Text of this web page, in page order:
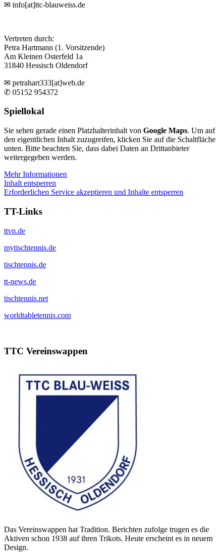
✉ info[at]ttc-blauweiss.de
Vertreten durch:
Petra Hartmann (1. Vorsitzende)
Am Kleinen Osterfeld 1a
31840 Hessisch Oldendorf
✉ petrahart333[at]web.de
✆ 05152 954372
Spiellokal
Sie sehen gerade einen Platzhalterinhalt von Google Maps. Um auf
den eigentlichen Inhalt zuzugreifen, klicken Sie auf die Schaltfläche
unten. Bitte beachten Sie, dass dabei Daten an Drittanbieter
weitergegeben werden.
Mehr Informationen
Inhalt entsperren
Erforderlichen Service akzeptieren und Inhalte entsperren
TT-Links
ttvn.de
mytischtennis.de
tischtennis.de
tt-news.de
tischtennis.net
worldtabletennis.com
TTC Vereinswappen
Das Vereinswappen hat Tradition. Berichten zufolge trugen es die
Aktiven schon 1938 auf ihren Trikots. Heute erscheint es in neuem
Design.